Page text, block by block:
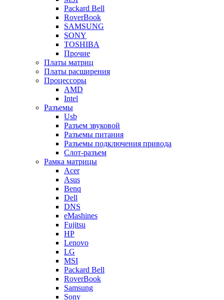
Packard Bell
RoverBook
SAMSUNG
SONY
TOSHIBA
Прочие
Платы матриц
Платы расширения
Процессоры
AMD
Intel
Разъемы
Usb
Разъем звуковой
Разъемы питания
Разъемы подключения привода
Слот-разъем
Рамка матрицы
Acer
Asus
Benq
Dell
DNS
eMashines
Fujitsu
HP
Lenovo
LG
MSI
Packard Bell
RoverBook
Samsung
Sony